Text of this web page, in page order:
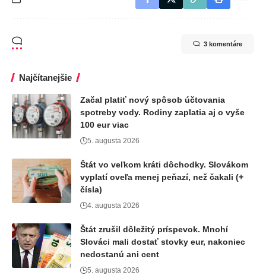
3 komentáre
Najčítanejšie
Začal platiť nový spôsob účtovania
spotreby vody. Rodiny zaplatia aj o vyše
100 eur viac
5. augusta 2026
Štát vo veľkom kráti dôchodky. Slovákom
vyplatí oveľa menej peňazí, než čakali (+
čísla)
4. augusta 2026
Štát zrušil dôležitý príspevok. Mnohí
Slováci mali dostať stovky eur, nakoniec
nedostanú ani cent
5. augusta 2026